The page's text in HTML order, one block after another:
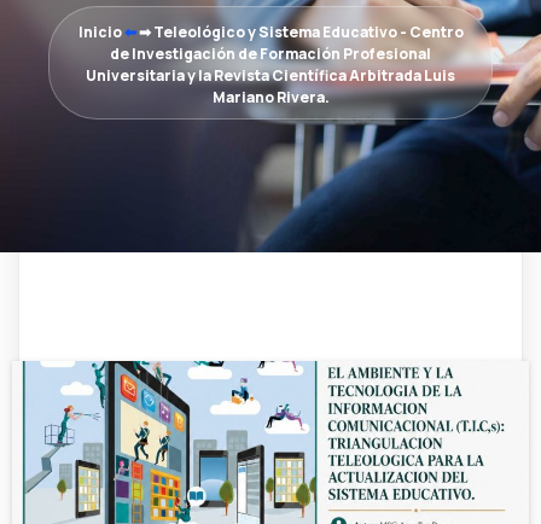
Inicio⬅➡ Teleológico y Sistema Educativo - Centro
de Investigación de Formación Profesional
Universitaria y la Revista Científica Arbitrada Luis
Mariano Rivera.